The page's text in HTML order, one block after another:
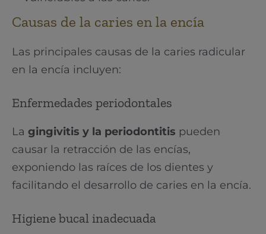
Causas de la caries en la encía
Las principales causas de la caries radicular
en la encía incluyen:
Enfermedades periodontales
La gingivitis y la periodontitis pueden
causar la retracción de las encías,
exponiendo las raíces de los dientes y
facilitando el desarrollo de caries en la encía.
Higiene bucal inadecuada